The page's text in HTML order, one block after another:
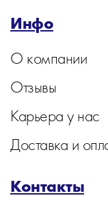
Инфо
О компании
Отзывы
Карьера у нас
Доставка и
Контакты